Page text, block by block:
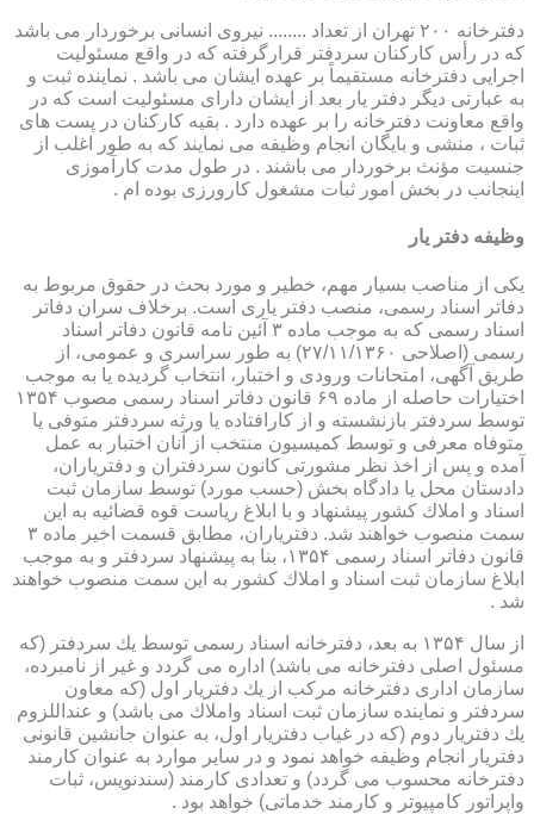
دفترخانه ۲۰۰ تهران از تعداد ........ نیروی انسانی برخوردار می باشد
که در رأس کارکنان سردفتر قرارگرفته که در واقع مسئولیت
اجرایی دفترخانه مستقیماً بر عهده ایشان می باشد . نماینده ثبت و
به عبارتی دیگر دفتر یار بعد از ایشان دارای مسئولیت است که در
واقع معاونت دفترخانه را بر عهده دارد . بقیه کارکنان در پست های
ثبات ، منشی و بایگان انجام وظیفه می نمایند که به طور اغلب از
جنسیت مؤنث برخوردار می باشند . در طول مدت کارآموزی
اینجانب در بخش امور ثبات مشغول کارورزی بوده ام .
وظیفه دفتر یار
یكی از مناصب بسیار مهم، خطیر و مورد بحث در حقوق مربوط به
دفاتر اسناد رسمی، منصب دفتر یاری است. برخلاف سران دفاتر
اسناد رسمی كه به موجب ماده ۳ آئین نامه قانون دفاتر اسناد
رسمی (اصلاحی ۲۷/۱۱/۱۳۶۰) به طور سراسری و عمومی، از
طریق آگهی، امتحانات ورودی و اختبار، انتخاب گردیده یا به موجب
اختیارات حاصله از ماده ۶۹ قانون دفاتر اسناد رسمی مصوب ۱۳۵۴
توسط سردفتر بازنشسته و از كارافتاده یا ورثه سردفتر متوفی یا
متوفاه معرفی و توسط كمیسیون منتخب از آنان اختبار به عمل
آمده و پس از اخذ نظر مشورتی كانون سردفتران و دفتریاران،
دادستان محل یا دادگاه بخش (حسب مورد) توسط سازمان ثبت
اسناد و املاك كشور پیشنهاد و با ابلاغ ریاست قوه قضائیه به این
سمت منصوب خواهند شد. دفتریاران، مطابق قسمت اخیر ماده ۳
قانون دفاتر اسناد رسمی ۱۳۵۴، بنا به پیشنهاد سردفتر و به موجب
ابلاغ سازمان ثبت اسناد و املاك كشور به این سمت منصوب خواهند
شد .
از سال ۱۳۵۴ به بعد، دفترخانه اسناد رسمی توسط یك سردفتر (كه
مسئول اصلی دفترخانه می باشد) اداره می گردد و غیر از نامبرده،
سازمان اداری دفترخانه مركب از یك دفتریار اول (كه معاون
سردفتر و نماینده سازمان ثبت اسناد واملاك می باشد) و عنداللزوم
یك دفتریار دوم (كه در غیاب دفتریار اول، به عنوان جانشین قانونی
دفتریار انجام وظیفه خواهد نمود و در سایر موارد به عنوان كارمند
دفترخانه محسوب می گردد) و تعدادی كارمند (سندنویس، ثبات
واپراتور كامپیوتر و كارمند خدماتی) خواهد بود .